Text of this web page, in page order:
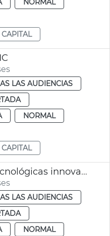
LAS AUDIENCIAS
NORMAL
Ayudas empresas tecnológicas innovadoras
LAS AUDIENCIAS
NORMAL